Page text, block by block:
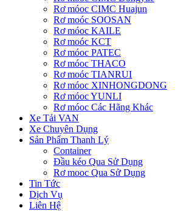
Rơ móoc CIMC Huajun
Rơ moóc SOOSAN
Rơ móoc KAILE
Rơ moóc KCT
Rơ móoc PATEC
Rơ móoc THACO
Rơ moóc TIANRUI
Rơ móoc XINHONGDONG
Rơ móoc YUNLI
Rơ móoc Các Hãng Khác
Xe Tải VAN
Xe Chuyên Dụng
Sản Phẩm Thanh Lý
Container
Đầu kéo Qua Sử Dụng
Rơ mooc Qua Sử Dụng
Tin Tức
Dịch Vụ
Liên Hệ